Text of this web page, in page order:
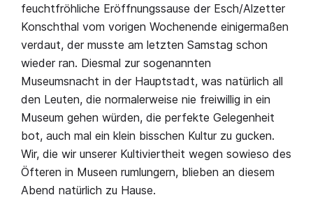
feuchtfröhliche Eröffnungssause der Esch/Alzetter
Konschthal vom vorigen Wochenende einigermaßen
verdaut, der musste am letzten Samstag schon
wieder ran. Diesmal zur sogenannten
Museumsnacht in der Hauptstadt, was natürlich all
den Leuten, die normalerweise nie freiwillig in ein
Museum gehen würden, die perfekte Gelegenheit
bot, auch mal ein klein bisschen Kultur zu gucken.
Wir, die wir unserer Kultiviertheit wegen sowieso des
Öfteren in Museen rumlungern, blieben an diesem
Abend natürlich zu Hause.